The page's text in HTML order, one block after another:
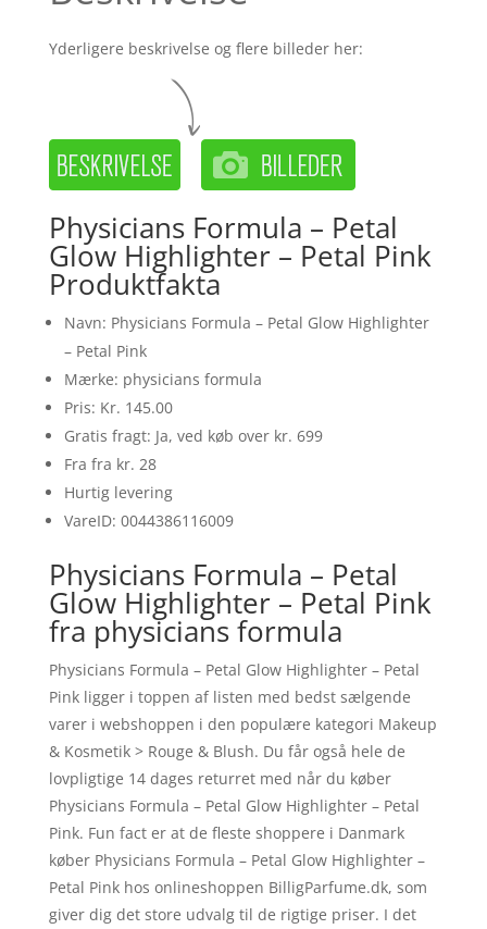
Yderligere beskrivelse og flere billeder her:
Physicians Formula – Petal
Glow Highlighter – Petal Pink
Produktfakta
Navn: Physicians Formula – Petal Glow Highlighter
– Petal Pink
Mærke: physicians formula
Pris: Kr. 145.00
Gratis fragt: Ja, ved køb over kr. 699
Fra fra kr. 28
Hurtig levering
VareID: 0044386116009
Physicians Formula – Petal
Glow Highlighter – Petal Pink
fra physicians formula
Physicians Formula – Petal Glow Highlighter – Petal
Pink ligger i toppen af listen med bedst sælgende
varer i webshoppen i den populære kategori Makeup
& Kosmetik > Rouge & Blush. Du får også hele de
lovpligtige 14 dages returret med når du køber
Physicians Formula – Petal Glow Highlighter – Petal
Pink. Fun fact er at de fleste shoppere i Danmark
køber Physicians Formula – Petal Glow Highlighter –
Petal Pink hos onlineshoppen BilligParfume.dk, som
giver dig det store udvalg til de rigtige priser. I det